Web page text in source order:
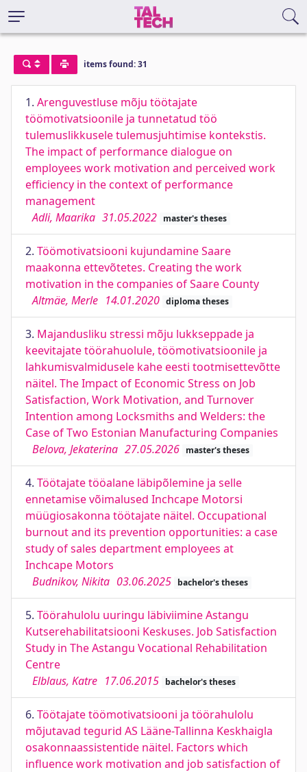
items found: 31
1. Arenguvestluse mõju töötajate
töömotivatsioonile ja tunnetatud töö
tulemuslikkusele tulemusjuhtimise kontekstis.
The impact of performance dialogue on
employees work motivation and perceived work
efficiency in the context of performance
management
Adli, Maarika 31.05.2022 master's theses
2. Töömotivatsiooni kujundamine Saare
maakonna ettevõtetes. Creating the work
motivation in the companies of Saare County
Altmäe, Merle 14.01.2020 diploma theses
3. Majandusliku stressi mõju lukkseppade ja
keevitajate töörahuolule, töömotivatsioonile ja
lahkumisvalmidusele kahe eesti tootmisettevõtte
näitel. The Impact of Economic Stress on Job
Satisfaction, Work Motivation, and Turnover
Intention among Locksmiths and Welders: the
Case of Two Estonian Manufacturing Companies
Belova, Jekaterina 27.05.2026 master's theses
4. Töötajate tööalane läbipõlemine ja selle
ennetamise võimalused Inchcape Motorsi
müügiosakonna töötajate näitel. Occupational
burnout and its prevention opportunities: a case
study of sales department employees at
Inchcape Motors
Budnikov, Nikita 03.06.2025 bachelor's theses
5. Töörahulolu uuringu läbiviimine Astangu
Kutserehabilitatsiooni Keskuses. Job Satisfaction
Study in The Astangu Vocational Rehabilitation
Centre
Elblaus, Katre 17.06.2015 bachelor's theses
6. Töötajate töömotivatsiooni ja töörahulolu
mõjutavad tegurid AS Lääne-Tallinna Keskhaigla
osakonnaassistentide näitel. Factors which
influence work motivation and job satisfaction of